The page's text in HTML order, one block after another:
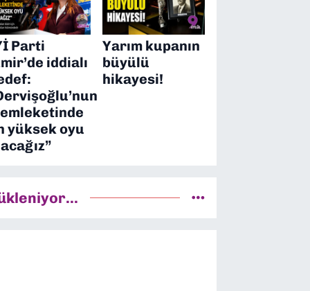
Parti
iddialı
yüksek oyu
Yarım kupanın
büyülü
hikayesi!